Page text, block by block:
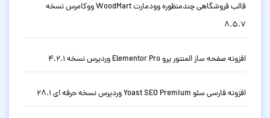
قالب فروشگاهی چندمنظوره وودمارت WoodMart ووکامرس نسخه
8.5.7
افزونه صفحه ساز المنتور پرو Elementor Pro وردپرس نسخه 4.2.1
افزونه فارسی سئو Yoast SEO Premium وردپرس نسخه حرفه ای 28.1